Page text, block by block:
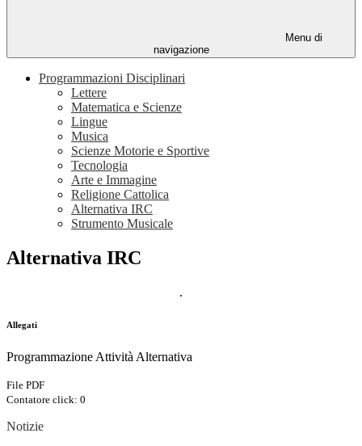
Menu di
navigazione
Programmazioni Disciplinari
Lettere
Matematica e Scienze
Lingue
Musica
Scienze Motorie e Sportive
Tecnologia
Arte e Immagine
Religione Cattolica
Alternativa IRC
Strumento Musicale
Alternativa IRC
.
Allegati
Programmazione Attività Alternativa
File PDF
Contatore click: 0
Notizie